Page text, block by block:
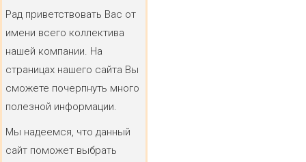
Рад приветствовать Вас от
имени всего коллектива
нашей компании. На
страницах нашего сайта Вы
сможете почерпнуть много
полезной информации.
Мы надеемся, что данный
сайт поможет выбрать